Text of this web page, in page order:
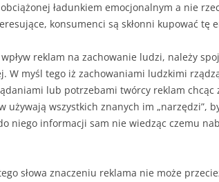
ładunkiem emocjonalnym a nie
konsumenci są skłonni kupować tę
reklam na zachowanie ludzi, należy
W myśl tego iż zachowaniami ludzkimi
lub potrzebami twórcy reklam chcąc
używają wszystkich znanych im „narzędzi”,
niego informacji sam nie wiedząc czemu
słowa znaczeniu reklama nie może